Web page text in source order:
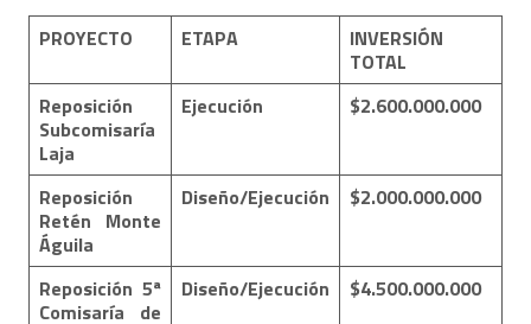
PROYECTO
ETAPA
INVERSIÓN
TOTAL
Reposición
Subcomisaría
Laja
Ejecución $2.600.000.000
Reposición
Retén Monte
Águila
Diseño/Ejecución $2.000.000.000
Reposición 5ª
Comisaría de
Diseño/Ejecución $4.500.000.000